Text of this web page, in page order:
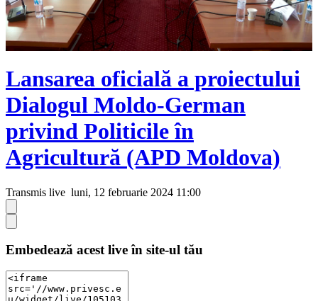
Video
Lansarea oficială a proiectului
Dialogul Moldo-German
privind Politicile în
Agricultură (APD Moldova)
Transmis live luni, 12 februarie 2024 11:00
Embedează acest live în site-ul tău